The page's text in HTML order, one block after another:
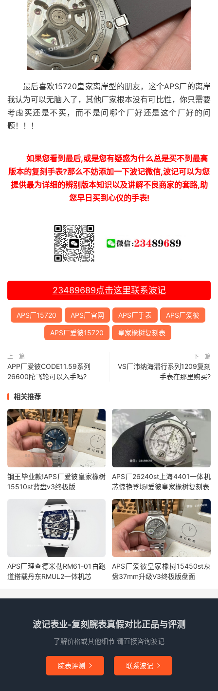
最后喜欢15720皇家离岸型的朋友，这个APS厂的离岸
我认为可以无脑入了，其他厂家根本没有可比性，你只需要
考虑买还是不买，而不是问哪个厂好还是这个厂好的问
题！！！
如果您看到最后,或是您有疑惑为什么总是买不到最高
版本的复刻手表?那么不妨添加一下波记微信,波记可以为您
提供最为详细的辨别版本知识以及讲解不良商家的套路,助
您早日买到心仪的手表!
23489689点击这里联系波记
APS厂15720 APS厂官网 APS厂手表 APS厂爱彼
APS厂爱彼15720 皇家橡树复刻表
上一篇
APP厂爱彼CODE11.59系列
26600陀飞轮可以入手吗?
下一篇
VS厂沛纳海潜行系列1209复刻
手表在那里购买?
相关推荐
钢王毕业款!APS厂爱彼皇家橡树
15510st蓝盘v3终极版
APS厂26240st上海4401一体机
芯惊艳登场!爱彼皇家橡树复刻表
APS厂理查德米勒RM61-01白跑
道搭载丹东RMUL2一体机芯
APS厂爱彼皇家橡树15450st灰
盘37mm升级V3终极版盘面
波记表业-复刻腕表真假对比正品与评测
了解价格或其他细节 请直接咨询波记
腕表评测  联系波记 